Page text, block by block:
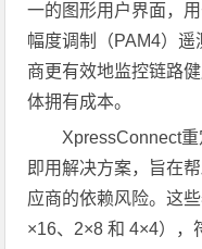
一的图形用户界面，
幅度调制（PAM4）
商更有效地监控链路
体拥有成本。
XpressConnect
即用解决方案，旨在
应商的依赖风险。这
×16、2×8 和 4×4），